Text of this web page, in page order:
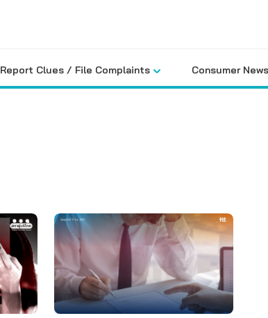
Report Clues / File Complaints Consumer News